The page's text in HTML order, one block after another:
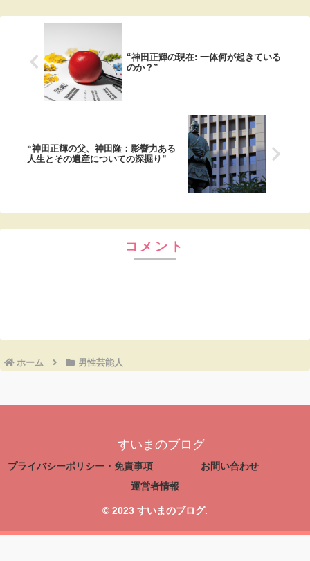
“神田正輝の現在: 一体何が起きている
のか？”
“神田正輝の父、神田隆：影響力ある
人生とその遺産についての深掘り”
コメント
ホーム 男性芸能人
すいまのブログ
プライバシーポリシー・免責事項
お問い合わせ
運営者情報
© 2023 すいまのブログ.